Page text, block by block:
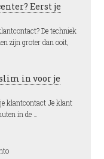
Eerst je
De techniek
zijn groter dan ooit,
in voor je
klantcontact Je klant
in de …